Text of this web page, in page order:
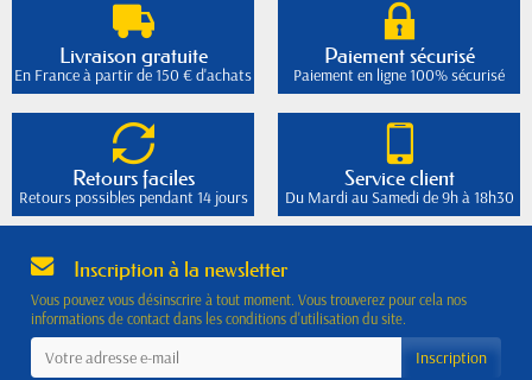
Livraison gratuite
En France à partir de 150 € d'achats
Paiement sécurisé
Paiement en ligne 100% sécurisé
Retours faciles
Retours possibles pendant 14 jours
Service client
Du Mardi au Samedi de 9h à 18h30
Inscription à la newsletter
Vous pouvez vous désinscrire à tout moment. Vous trouverez pour cela nos
informations de contact dans les conditions d'utilisation du site.